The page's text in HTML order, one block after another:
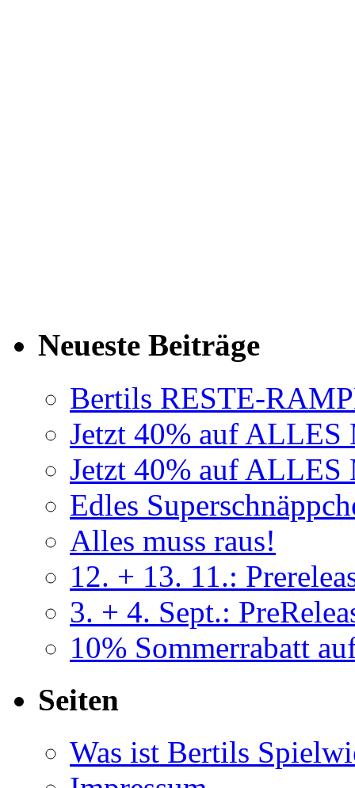
Neueste Beiträge
Bertils RESTE-
Jetzt 40% auf
Jetzt 40% auf
Edles
Alles muss raus!
12. + 13. 11.:
3. + 4. Sept.:
10% Sommerrabatt
Seiten
Was ist Bertils